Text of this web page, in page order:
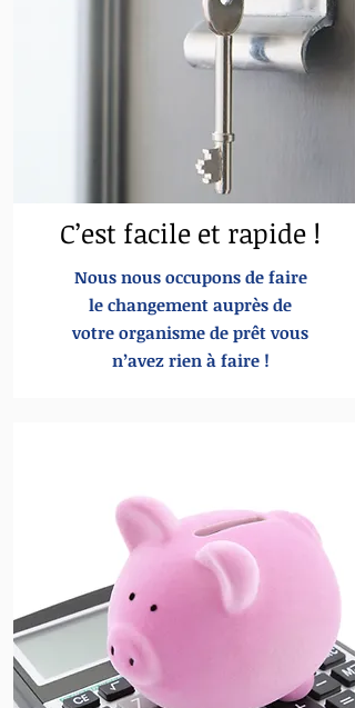
C’est facile et rapide !
Nous nous occupons de faire
le changement auprès de
votre organisme de prêt vous
n’avez rien à faire !